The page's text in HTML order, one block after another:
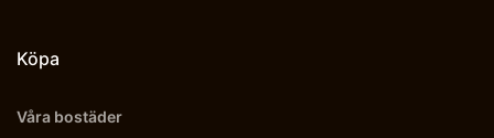
Köpa
Våra bostäder